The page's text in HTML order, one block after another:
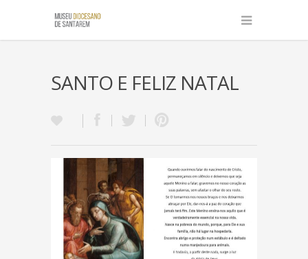
SANTO E FELIZ NATAL